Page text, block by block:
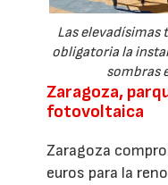
Las elevadísimas
obligatoria la
sombras
Zaragoza,
fotovoltaica
Zaragoza
euros para la